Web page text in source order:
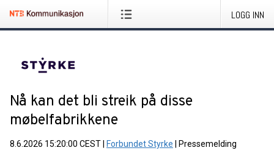
LOGG INN
Nå kan det bli streik på disse
møbelfabrikkene
8.6.2026 15:20:00 CEST Forbundet Styrke Pressemelding